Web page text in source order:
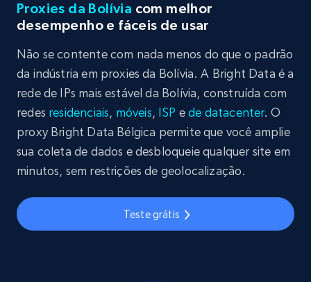
Proxies da Bolívia com melhor
desempenho e fáceis de usar
Não se contente com nada menos do que o padrão
da indústria em proxies da Bolívia. A Bright Data é a
rede de IPs mais estável da Bolívia, construída com
redes residenciais, móveis, ISP ede datacenter. O
proxy Bright Data Bélgica permite que você amplie
sua coleta de dados e desbloqueie qualquer site em
minutos, sem restrições de geolocalização.
Teste grátis